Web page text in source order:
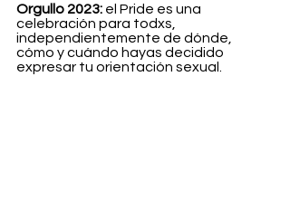
Orgullo 2023: el Pride es una
celebración para todxs,
independientemente de dónde,
cómo y cuándo hayas decidido
expresar tu orientación sexual.